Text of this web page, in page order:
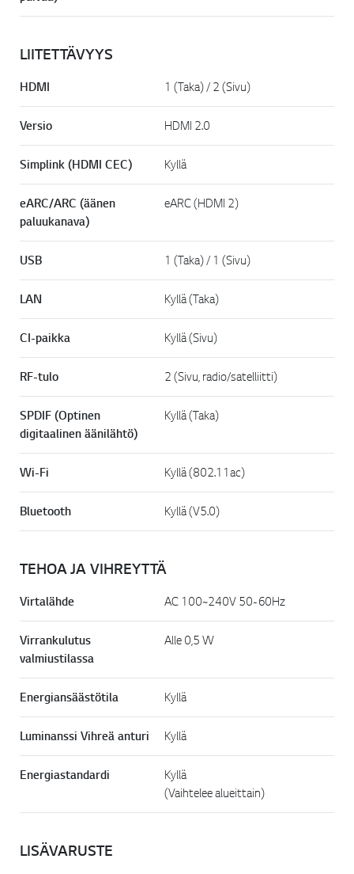
LIITETTÄVYYS
HDMI 1 (Taka) / 2 (Sivu)
Versio HDMI 2.0
Simplink (HDMI CEC) Kyllä
eARC/ARC (äänen
paluukanava)
eARC (HDMI 2)
USB 1 (Taka) / 1 (Sivu)
LAN Kyllä (Taka)
CI-paikka Kyllä (Sivu)
RF-tulo 2 (Sivu, radio/satelliitti)
SPDIF (Optinen
digitaalinen äänilähtö)
Kyllä (Taka)
Wi-Fi Kyllä (802.11ac)
Bluetooth Kyllä (V5.0)
TEHOA JA VIHREYTTÄ
Virtalähde AC 100~240V 50-60Hz
Virrankulutus
valmiustilassa
Alle 0,5 W
Energiansäästötila Kyllä
Luminanssi Vihreä anturi Kyllä
Energiastandardi
Kyllä
(Vaihtelee alueittain)
LISÄVARUSTE